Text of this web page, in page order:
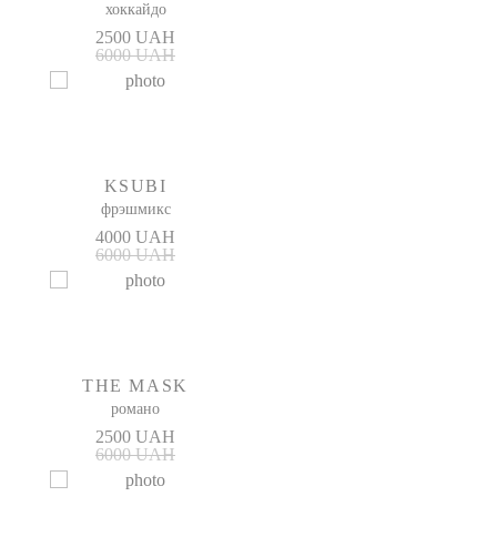
хоккайдо
2500 UAH
6000 UAH
KSUBI
фрэшмикс
4000 UAH
6000 UAH
THE MASK
романо
2500 UAH
6000 UAH